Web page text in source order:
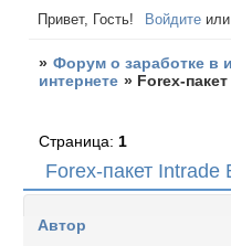
Привет, Гость! Войдите
» Форум о заработке в
интернете » Forex-
Forex-пакет
Страница: 1
Автор